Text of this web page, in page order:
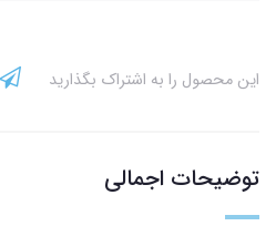
این محصول را به اشتراک بگذارید
توضیحات اجمالی